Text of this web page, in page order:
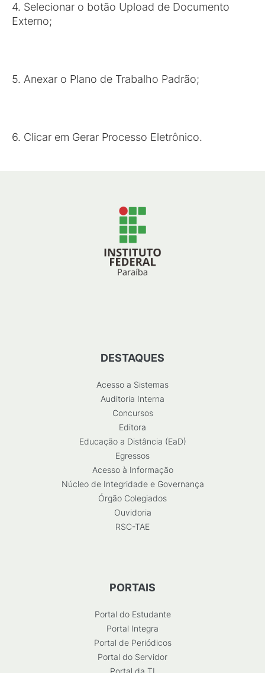
4. Selecionar o botão Upload de Documento
Externo;
5. Anexar o Plano de Trabalho Padrão;
6. Clicar em Gerar Processo Eletrônico.
DESTAQUES
Acesso a Sistemas
Auditoria Interna
Concursos
Editora
Educação a Distância (EaD)
Egressos
Acesso à Informação
Núcleo de Integridade e Governança
Órgão Colegiados
Ouvidoria
RSC-TAE
PORTAIS
Portal do Estudante
Portal Integra
Portal de Periódicos
Portal do Servidor
Portal da TI